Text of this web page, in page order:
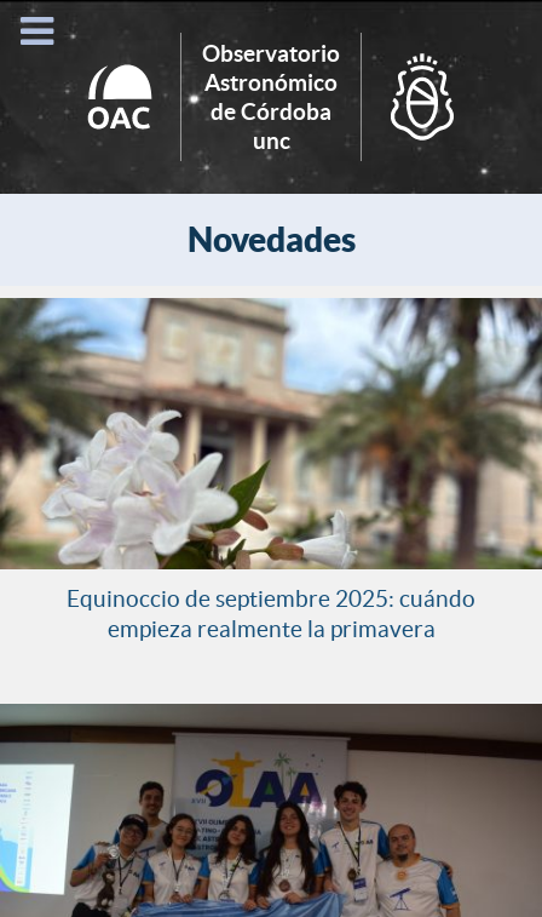
Observatorio
Astronómico
de Córdoba
unc
Search
for:
Novedades
Equinoccio de septiembre 2025: cuándo
empieza realmente la primavera